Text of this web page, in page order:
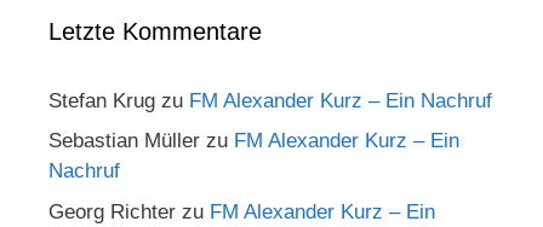
Letzte Kommentare
Stefan Krug zu FM Alexander Kurz – Ein Nachruf
Sebastian Müller zu FM Alexander Kurz – Ein
Nachruf
Georg Richter zu FM Alexander Kurz – Ein